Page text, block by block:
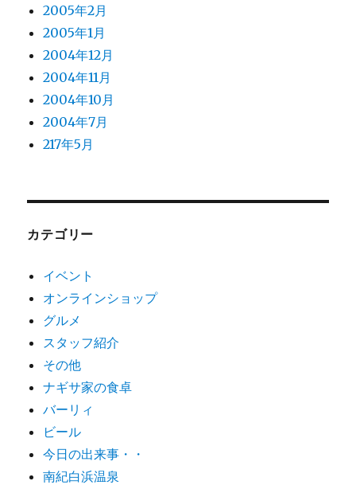
2005年2月
2005年1月
2004年12月
2004年11月
2004年10月
2004年7月
217年5月
カテゴリー
イベント
オンラインショップ
グルメ
スタッフ紹介
その他
ナギサ家の食卓
バーリィ
ビール
今日の出来事・・
南紀白浜温泉